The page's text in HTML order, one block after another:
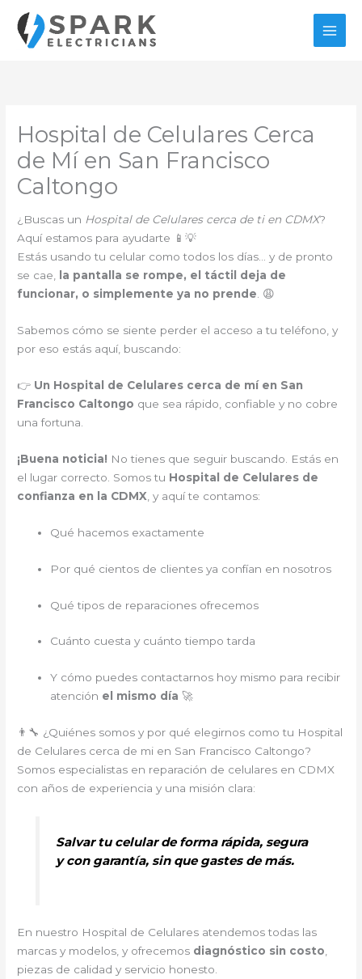
contenido
Hospital de Celulares Cerca
de Mí en San Francisco
Caltongo
¿Buscas un Hospital de Celulares cerca de ti en CDMX?
Aquí estamos para ayudarte 📱💡
Estás usando tu celular como todos los días… y de pronto
se cae, la pantalla se rompe, el táctil deja de
funcionar, o simplemente ya no prende. 😩
Sabemos cómo se siente perder el acceso a tu teléfono, y
por eso estás aquí, buscando:
👉 Un Hospital de Celulares cerca de mí en San
Francisco Caltongo que sea rápido, confiable y no cobre
una fortuna.
¡Buena noticia! No tienes que seguir buscando. Estás en
el lugar correcto. Somos tu Hospital de Celulares de
confianza en la CDMX , y aquí te contamos:
Qué hacemos exactamente
Por qué cientos de clientes ya confían en nosotros
Qué tipos de reparaciones ofrecemos
Cuánto cuesta y cuánto tiempo tarda
Y cómo puedes contactarnos hoy mismo para recibir
atención el mismo día 🚀
👨‍🔧 ¿Quiénes somos y por qué elegirnos como tu Hospital
de Celulares cerca de mi en San Francisco Caltongo?
Somos especialistas en reparación de celulares en CDMX
con años de experiencia y una misión clara:
Salvar tu celular de forma rápida, segura
y con garantía, sin que gastes de más.
En nuestro Hospital de Celulares atendemos todas las
marcas y modelos, y ofrecemos diagnóstico sin costo,
piezas de calidad y servicio honesto.